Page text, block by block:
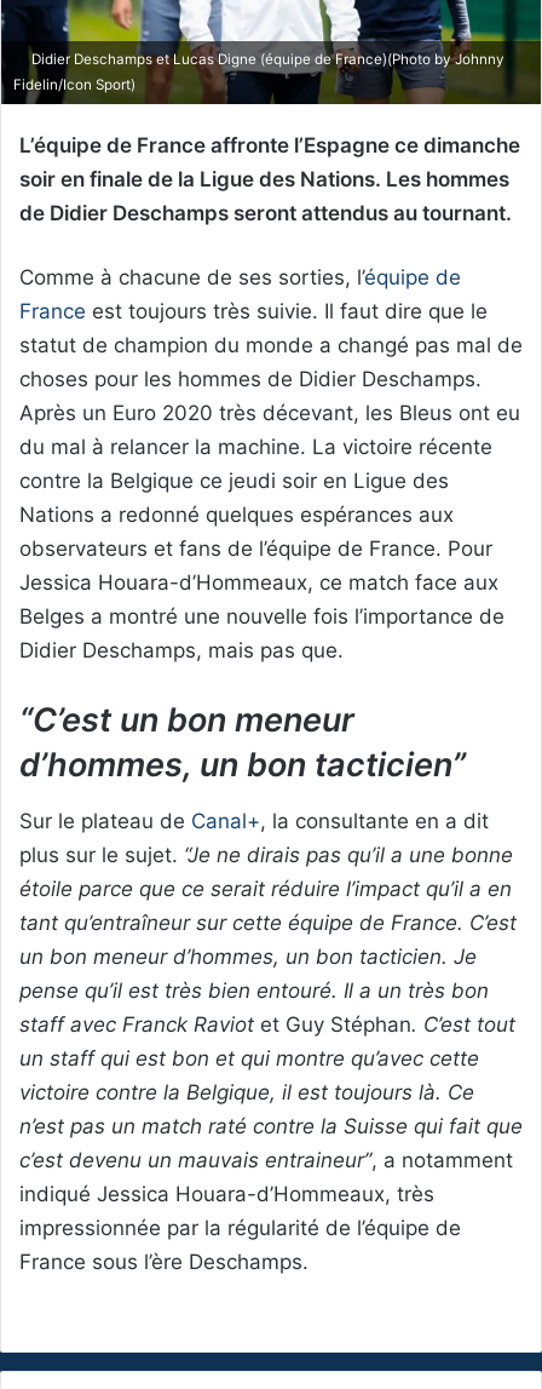
Didier Deschamps et Lucas Digne (équipe de France)(Photo by Johnny
Fidelin/Icon Sport)
L’équipe de France affronte l’Espagne ce dimanche
soir en finale de la Ligue des Nations. Les hommes
de Didier Deschamps seront attendus au tournant.
Comme à chacune de ses sorties, l’équipe de
France est toujours très suivie. Il faut dire que le
statut de champion du monde a changé pas mal de
choses pour les hommes de Didier Deschamps.
Après un Euro 2020 très décevant, les Bleus ont eu
du mal à relancer la machine. La victoire récente
contre la Belgique ce jeudi soir en Ligue des
Nations a redonné quelques espérances aux
observateurs et fans de l’équipe de France. Pour
Jessica Houara-d’Hommeaux, ce match face aux
Belges a montré une nouvelle fois l’importance de
Didier Deschamps, mais pas que.
“C’est un bon meneur
d’hommes, un bon tacticien”
Sur le plateau de Canal+, la consultante en a dit
plus sur le sujet. “Je ne dirais pas qu’il a une bonne
étoile parce que ce serait réduire l’impact qu’il a en
tant qu’entraîneur sur cette équipe de France. C’est
un bon meneur d’hommes, un bon tacticien. Je
pense qu’il est très bien entouré. Il a un très bon
staff avec Franck Raviot et Guy Stéphan. C’est tout
un staff qui est bon et qui montre qu’avec cette
victoire contre la Belgique, il est toujours là. Ce
n’est pas un match raté contre la Suisse qui fait que
c’est devenu un mauvais entraineur”, a notamment
indiqué Jessica Houara-d’Hommeaux, très
impressionnée par la régularité de l’équipe de
France sous l’ère Deschamps.